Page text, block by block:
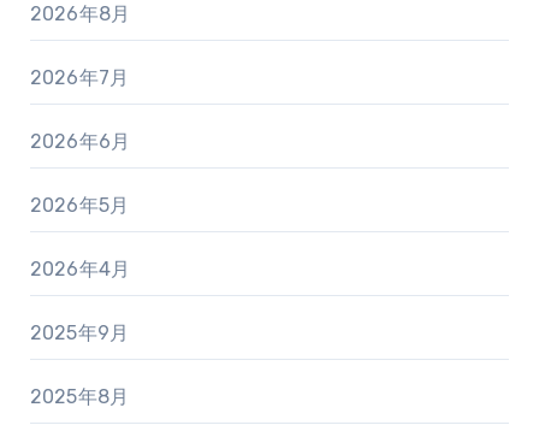
2026年8月
2026年7月
2026年6月
2026年5月
2026年4月
2025年9月
2025年8月